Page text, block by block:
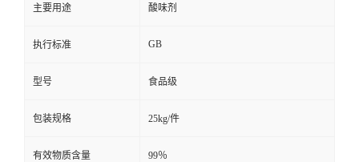
主要用途 酸味剂
执行标准 GB
型号 食品级
包装规格 25kg/件
有效物质含量 99％